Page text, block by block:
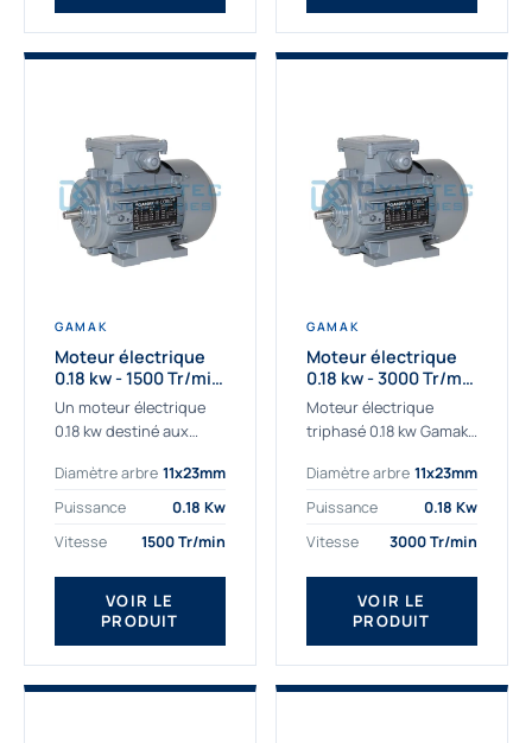
nombreuses...
GAMAK
Moteur électrique
0.18 kw - 1500 Tr/min
- 230/400V - IE2
Un moteur électrique
0.18 kw destiné aux
exigeantes. Fort de
nombreuses années
détermination et la
fourniture...
Diamètre arbre 11x23mm
Puissance
0.18 Kw
Vitesse
1500 Tr/min
VOIR LE
PRODUIT
GAMAK
Moteur électrique
0.18 kw - 3000 Tr/min
- 230/400V - IE2
Moteur électrique
triphasé 0.18 kw Gamak,
professionnelle
indispensable à vos
Fournisseur Français
des moteurs
électriques Gamak,
nous proposons
exclusivement des...
Diamètre arbre 11x23mm
Puissance
0.18 Kw
Vitesse
3000 Tr/min
VOIR LE
PRODUIT